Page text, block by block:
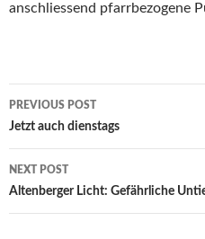
anschliessend pfarrbezogene
Post
navigation
PREVIOUS POST
Jetzt auch dienstags
NEXT POST
Altenberger Licht: Gefährliche